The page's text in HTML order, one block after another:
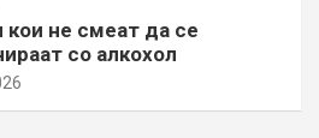
кои не смеат да се
со алкохол